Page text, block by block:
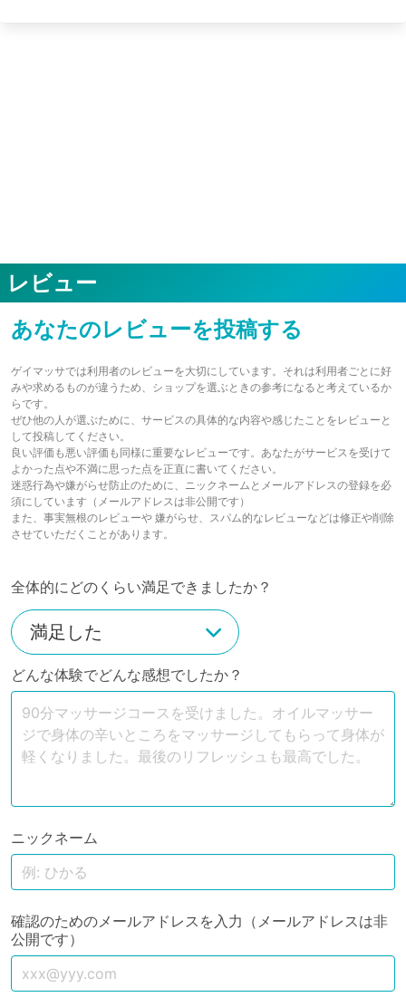
レビュー
あなたのレビューを投稿する
ゲイマッサでは利用者のレビューを大切にしています。それは利用者ごとに好
みや求めるものが違うため、ショップを選ぶときの参考になると考えているか
らです。
ぜひ他の人が選ぶために、サービスの具体的な内容や感じたことをレビューと
して投稿してください。
良い評価も悪い評価も同様に重要なレビューです。あなたがサービスを受けて
よかった点や不満に思った点を正直に書いてください。
迷惑行為や嫌がらせ防止のために、ニックネームとメールアドレスの登録を必
須にしています（メールアドレスは非公開です）
また、事実無根のレビューや 嫌がらせ、スパム的なレビューなどは修正や削除
させていただくことがあります。
全体的にどのくらい満足できましたか？
どんな体験でどんな感想でしたか？
ニックネーム
確認のためのメールアドレスを入力（メールアドレスは非
公開です）